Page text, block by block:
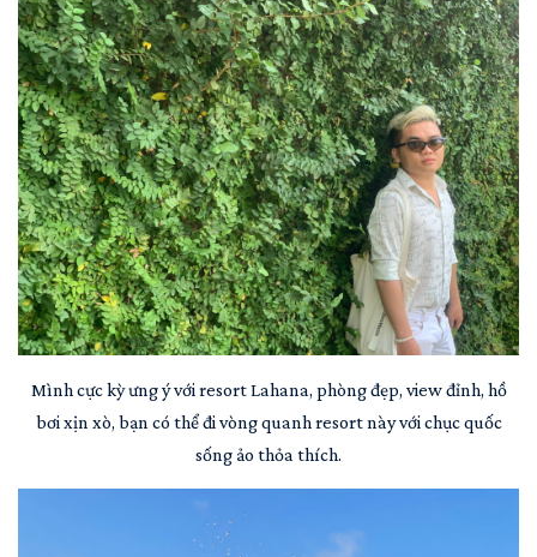
Mình cực kỳ ưng ý với resort Lahana, phòng đẹp, view đỉnh, hồ
bơi xịn xò, bạn có thể đi vòng quanh resort này với chục quốc
sống ảo thỏa thích.